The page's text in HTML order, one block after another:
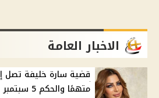
الاخبار العامة
متهمًا والحكم 5 سبتمبر